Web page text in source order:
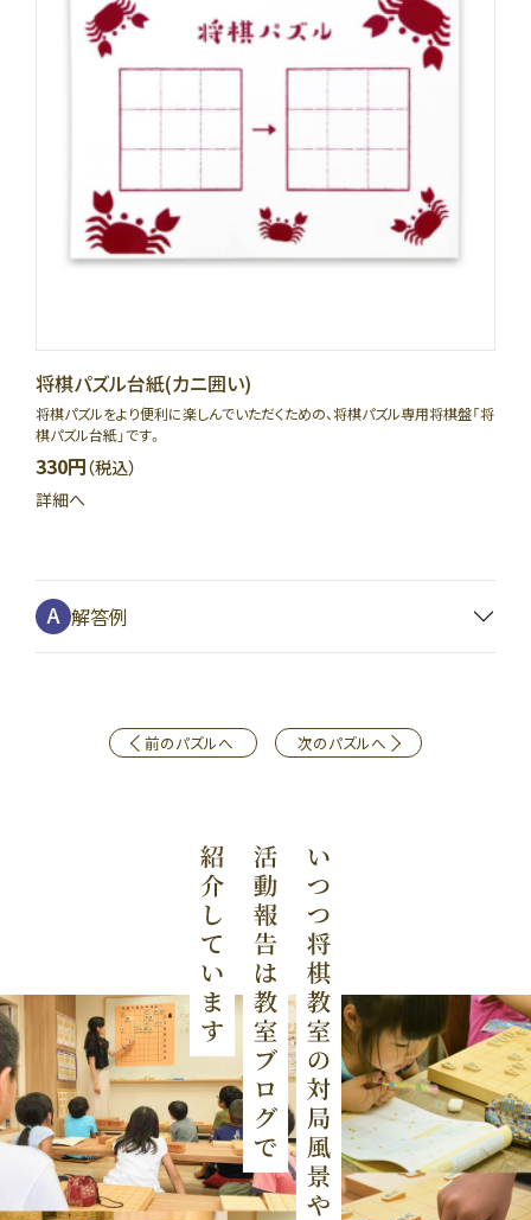
将棋パズル台紙(カニ囲い)
将棋パズルをより便利に楽しんでいただくための、将棋パズル専用将棋盤「将
棋パズル台紙」です。
330円（税込）
詳細へ
解答例
前のパズルへ 次のパズルへ